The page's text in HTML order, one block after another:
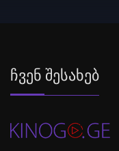
Ჩვენ Შესახებ